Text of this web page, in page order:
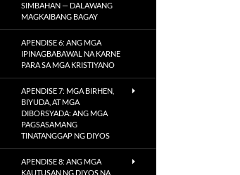
SIMBAHAN — DALAWANG
MAGKAIBANG BAGAY
APENDISE 6: ANG MGA
IPINAGBABAWAL NA KARNE
PARA SA MGA KRISTIYANO
APENDISE 7: MGA BIRHEN,
BIYUDA, AT MGA
DIBORSYADA: ANG MGA
PAGSASAMANG
TINATANGGAP NG DIYOS
APENDISE 8: ANG MGA
KAUTUSAN NG DIYOS NA